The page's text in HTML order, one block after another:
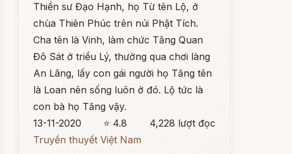
Thiền sư Đạo Hạnh, họ Từ tên Lộ, ở
chùa Thiên Phúc trên núi Phật Tích.
Cha tên là Vinh, làm chức Tăng Quan
Đô Sát ở triều Lý, thường qua chơi làng
An Lãng, lấy con gái người họ Tăng tên
là Loan nên sống luôn ở đó. Lộ tức là
con bà họ Tăng vậy.
13-11-2020
⭐ 4.8
4,228 lượt đọc
Truyền thuyết Việt Nam